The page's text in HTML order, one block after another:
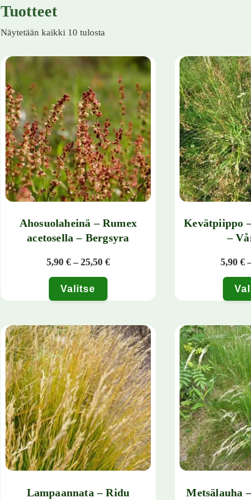
Tuotteet
Näytetään kaikki 10 tulosta
Ahosuolaheinä – Rumex
acetosella – Bergsyra
5,90 € – 25,50 €Hintaluokka: 5,90 € - 25,50 €
Valitse
Kevätpiippo
–
5,90 €
Lampaannata – Ridu
Metsälauha